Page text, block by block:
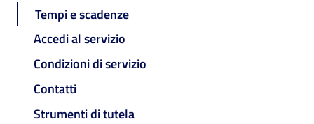
Tempi e scadenze
Accedi al servizio
Condizioni di servizio
Contatti
Strumenti di tutela